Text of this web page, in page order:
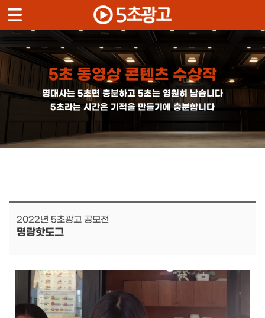
메뉴 건너뛰기
5초 동영상 콘텐츠 수상작
명대사는 5초면 충분하고 5초는 영원히 남습니다
5초라는 시간은 기적을 만들기에 충분합니다
2022년 5초광고 공모전
명랑핫도그